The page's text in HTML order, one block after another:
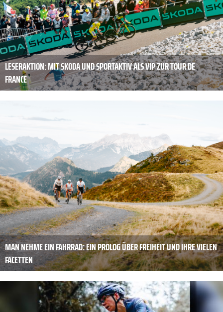
LESERAKTION: MIT SKODA UND SPORTAKTIV ALS VIP ZUR TOUR DE
FRANCE
MAN NEHME EIN FAHRRAD: EIN PROLOG ÜBER FREIHEIT UND IHRE VIELEN
FACETTEN